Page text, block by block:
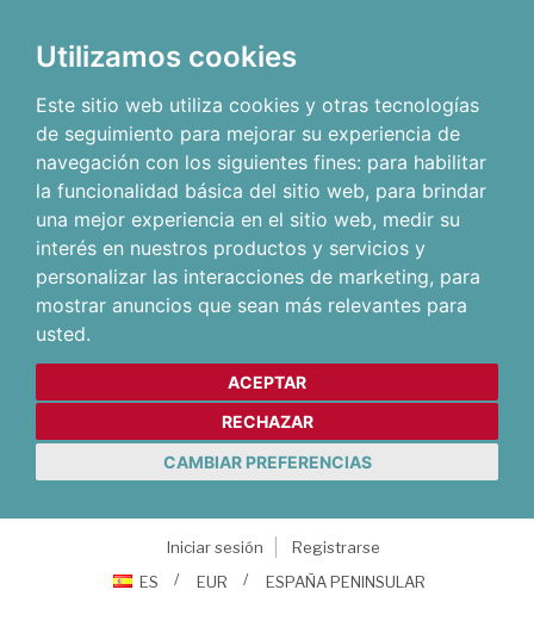
Utilizamos cookies
Este sitio web utiliza cookies y otras tecnologías
de seguimiento para mejorar su experiencia de
navegación con los siguientes fines: para habilitar
la funcionalidad básica del sitio web, para brindar
una mejor experiencia en el sitio web, medir su
interés en nuestros productos y servicios y
personalizar las interacciones de marketing, para
mostrar anuncios que sean más relevantes para
usted.
ACEPTAR
RECHAZAR
CAMBIAR PREFERENCIAS
Iniciar sesión
Registrarse
ES
EUR ESPAÑA PENINSULAR